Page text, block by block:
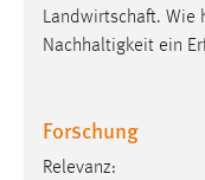
Landwirtschaft. Wie
Nachhaltigkeit ein
Forschung
Relevanz: